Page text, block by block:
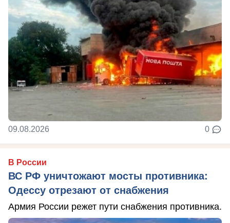
09.08.2026 0
В России
ВС РФ уничтожают мосты противника:
Одессу отрезают от снабжения
Армия России режет пути снабжения противника.